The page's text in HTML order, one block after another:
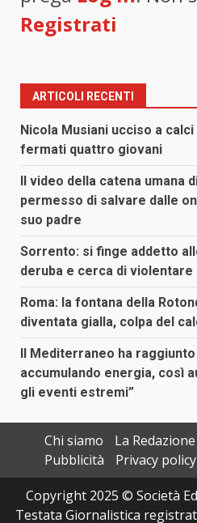
Registrati
ARTICOLI RECENTI
Nicola Musiani ucciso a
fermati quattro giovani
Il video della catena umana
permesso di salvare dalle
suo padre
Sorrento: si finge addetto
deruba e cerca di
Roma: la fontana della
diventata gialla, colpa del
Il Mediterraneo ha raggiunto
accumulando energia, così
gli eventi estremi”
Chi siamo
La
Pubblicità
Privacy policy
Copyright 2025 © Società
Testata Giornalistica